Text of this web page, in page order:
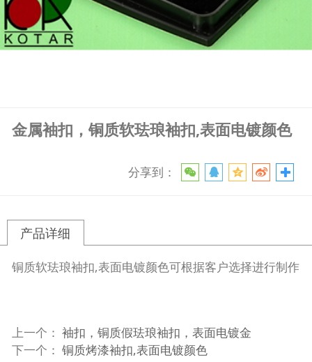
金属袖扣，铜质软珐琅袖扣,表面电镀颜色
分享到：
产品详细
铜质软珐琅袖扣,表面电镀颜色可根据客户选择进行制作
上一个： 袖扣，铜质假珐琅袖扣，表面电镀金
下一个： 铜质烤漆袖扣,表面电镀颜色